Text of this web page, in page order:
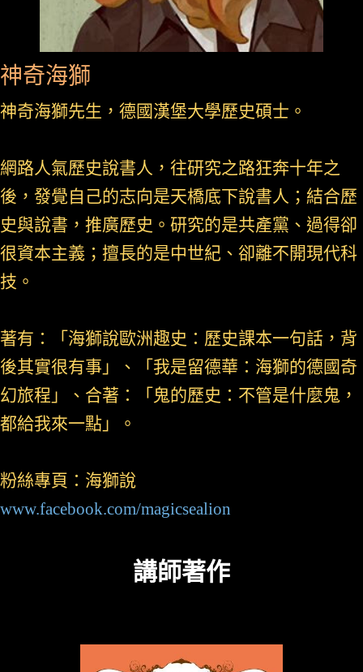
神奇海獅
神奇海獅先生，德國漢堡大學歷史碩士。
網路人氣歷史說書人，往研究之路狂奔十年之
後，發覺自己的志向是天橋底下說書人；結合歷
史與說書，推廣歷史。研究的是共產黨、過得卻
很資本主義；擅長的是中世紀、卻離不開現代科
技。
著有：「海獅說歐洲趣史：歷史課本一句話，背
後其實很有事」、「我是留德華：海獅的德國奇
幻旅程」、合著：「鬼的歷史：不管是什麼鬼，
都給我來一點」。
粉絲專頁：海獅說
www.facebook.com/magicsealion
講師著作